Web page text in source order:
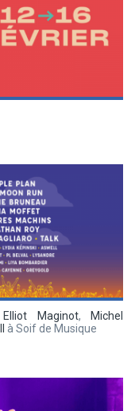
Elliot Maginot,
Michel
à Soif de Musique